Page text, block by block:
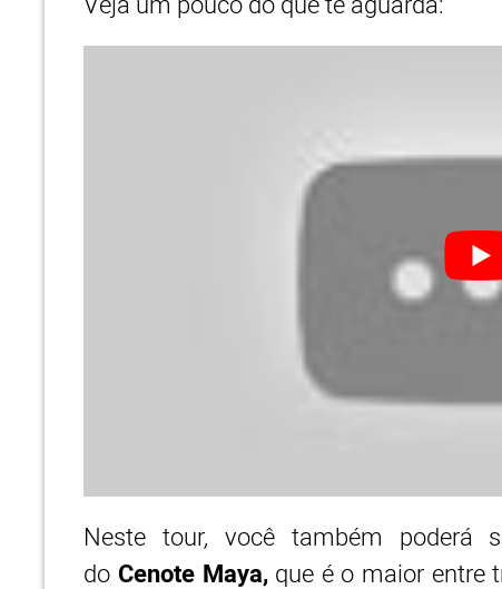
Neste tour, você também poderá
do Cenote Maya, que é o maior entre